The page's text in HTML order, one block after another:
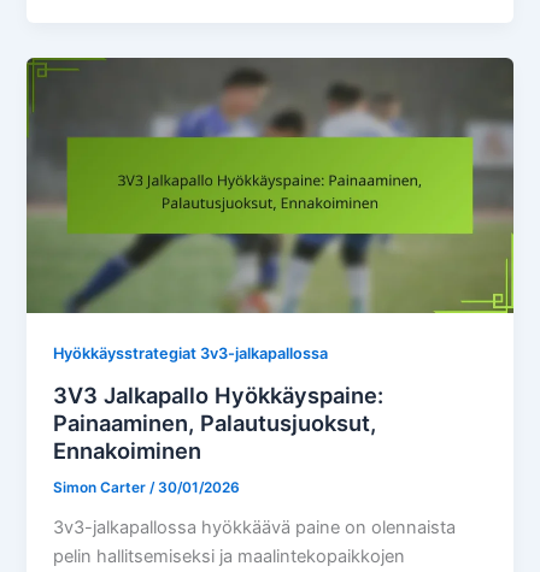
Hyökkäysstrategiat 3v3-jalkapallossa
3V3 Jalkapallo Hyökkäyspaine:
Painaaminen, Palautusjuoksut,
Ennakoiminen
Simon Carter/30/01/2026
3v3-jalkapallossa hyökkäävä paine on olennaista
pelin hallitsemiseksi ja maalintekopaikkojen